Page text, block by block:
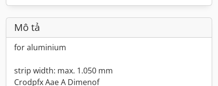
Mô tả
for aluminium
strip width: max. 1.050 mm
Crodpfx Aae A Dimenof